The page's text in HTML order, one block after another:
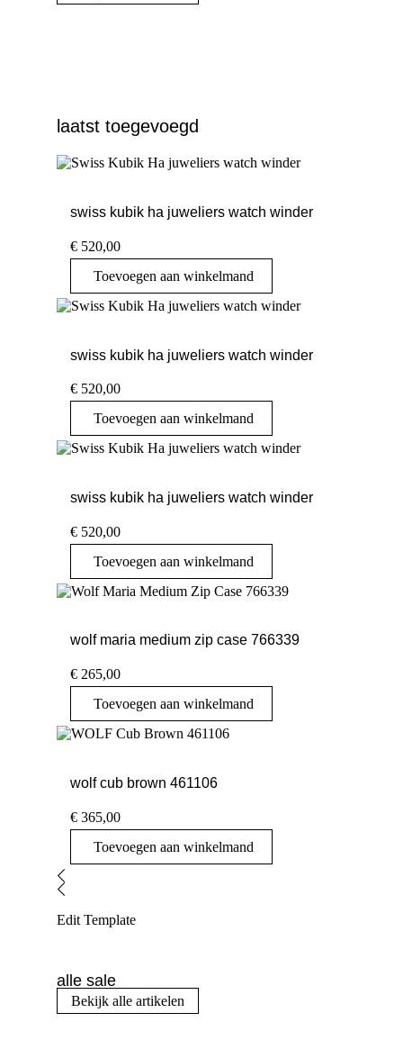
laatst toegevoegd
swiss kubik ha juweliers watch winder
€ 520,00
Toevoegen aan winkelmand
swiss kubik ha juweliers watch winder
€ 520,00
Toevoegen aan winkelmand
swiss kubik ha juweliers watch winder
€ 520,00
Toevoegen aan winkelmand
wolf maria medium zip case 766339
€ 265,00
Toevoegen aan winkelmand
wolf cub brown 461106
€ 365,00
Toevoegen aan winkelmand
Edit Template
alle sale
Bekijk alle artikelen